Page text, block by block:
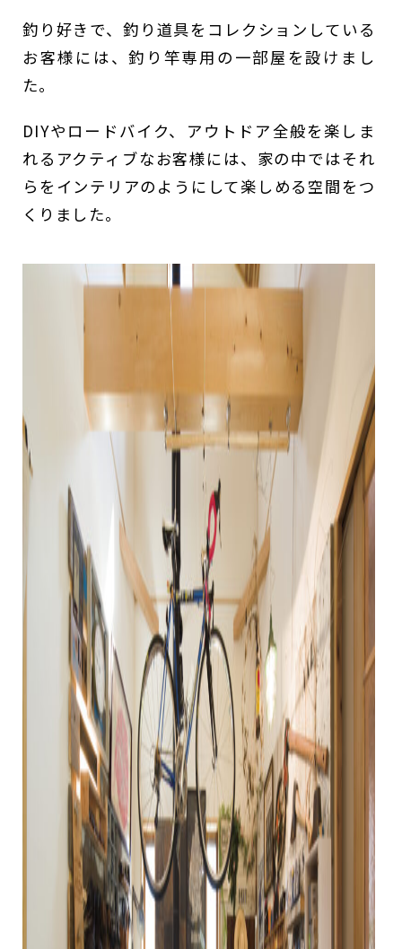
釣り好きで、釣り道具をコレクションしている
お客様には、釣り竿専用の一部屋を設けまし
た。
DIYやロードバイク、アウトドア全般を楽しま
れるアクティブなお客様には、家の中ではそれ
らをインテリアのようにして楽しめる空間をつ
くりました。